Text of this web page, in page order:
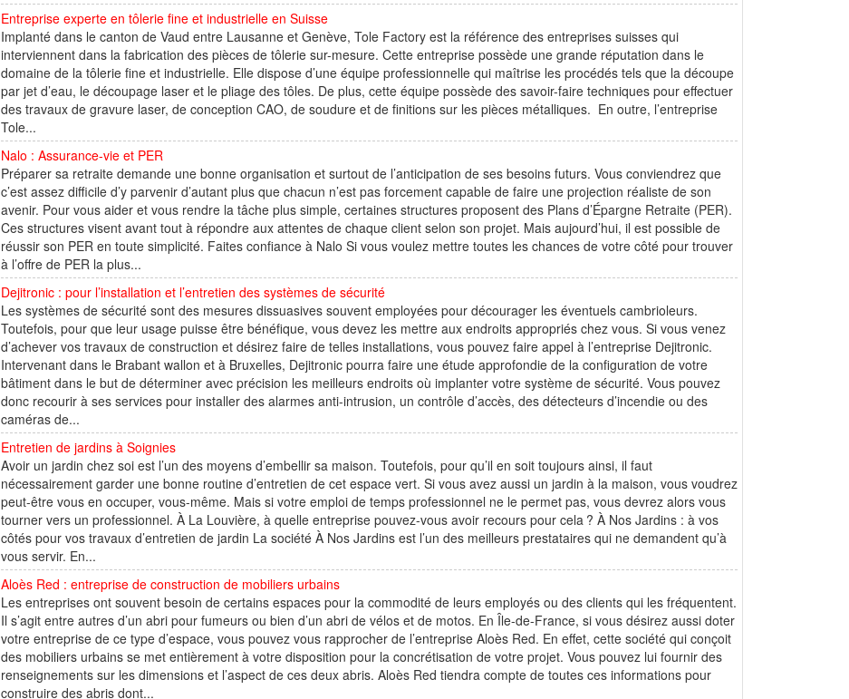
Entreprise experte en tôlerie fine et industrielle en Suisse
Implanté dans le canton de Vaud entre Lausanne et Genève, Tole Factory est la référence des entreprises suisses qui
interviennent dans la fabrication des pièces de tôlerie sur-mesure. Cette entreprise possède une grande réputation dans le
domaine de la tôlerie fine et industrielle. Elle dispose d’une équipe professionnelle qui maîtrise les procédés tels que la découpe
par jet d’eau, le découpage laser et le pliage des tôles. De plus, cette équipe possède des savoir-faire techniques pour effectuer
des travaux de gravure laser, de conception CAO, de soudure et de finitions sur les pièces métalliques. En outre, l’entreprise
Tole...
Nalo : Assurance-vie et PER
Préparer sa retraite demande une bonne organisation et surtout de l’anticipation de ses besoins futurs. Vous conviendrez que
c’est assez difficile d’y parvenir d’autant plus que chacun n’est pas forcement capable de faire une projection réaliste de son
avenir. Pour vous aider et vous rendre la tâche plus simple, certaines structures proposent des Plans d’Épargne Retraite (PER).
Ces structures visent avant tout à répondre aux attentes de chaque client selon son projet. Mais aujourd’hui, il est possible de
réussir son PER en toute simplicité. Faites confiance à Nalo Si vous voulez mettre toutes les chances de votre côté pour trouver
à l’offre de PER la plus...
Dejitronic : pour l’installation et l’entretien des systèmes de sécurité
Les systèmes de sécurité sont des mesures dissuasives souvent employées pour décourager les éventuels cambrioleurs.
Toutefois, pour que leur usage puisse être bénéfique, vous devez les mettre aux endroits appropriés chez vous. Si vous venez
d’achever vos travaux de construction et désirez faire de telles installations, vous pouvez faire appel à l’entreprise Dejitronic.
Intervenant dans le Brabant wallon et à Bruxelles, Dejitronic pourra faire une étude approfondie de la configuration de votre
bâtiment dans le but de déterminer avec précision les meilleurs endroits où implanter votre système de sécurité. Vous pouvez
donc recourir à ses services pour installer des alarmes anti-intrusion, un contrôle d’accès, des détecteurs d’incendie ou des
caméras de...
Entretien de jardins à Soignies
Avoir un jardin chez soi est l’un des moyens d’embellir sa maison. Toutefois, pour qu’il en soit toujours ainsi, il faut
nécessairement garder une bonne routine d’entretien de cet espace vert. Si vous avez aussi un jardin à la maison, vous voudrez
peut-être vous en occuper, vous-même. Mais si votre emploi de temps professionnel ne le permet pas, vous devrez alors vous
tourner vers un professionnel. À La Louvière, à quelle entreprise pouvez-vous avoir recours pour cela ? À Nos Jardins : à vos
côtés pour vos travaux d’entretien de jardin La société À Nos Jardins est l’un des meilleurs prestataires qui ne demandent qu’à
vous servir. En...
Aloès Red : entreprise de construction de mobiliers urbains
Les entreprises ont souvent besoin de certains espaces pour la commodité de leurs employés ou des clients qui les fréquentent.
Il s’agit entre autres d’un abri pour fumeurs ou bien d’un abri de vélos et de motos. En Île-de-France, si vous désirez aussi doter
votre entreprise de ce type d’espace, vous pouvez vous rapprocher de l’entreprise Aloès Red. En effet, cette société qui conçoit
des mobiliers urbains se met entièrement à votre disposition pour la concrétisation de votre projet. Vous pouvez lui fournir des
renseignements sur les dimensions et l’aspect de ces deux abris. Aloès Red tiendra compte de toutes ces informations pour
construire des abris dont...